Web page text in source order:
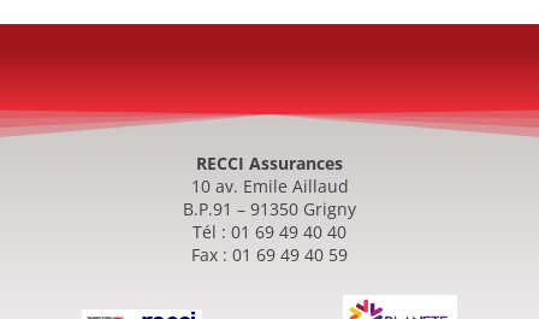
RECCI Assurances
10 av. Emile Aillaud
B.P.91 – 91350 Grigny
Tél : 01 69 49 40 40
Fax : 01 69 49 40 59